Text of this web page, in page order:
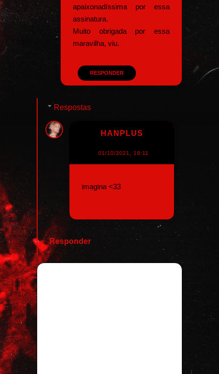
apaixonadíssima por essa
assinatura.
Muito obrigada por essa
maravilha, viu.
RESPONDER
Respostas
HANPLUS
01/10/2021, 19:11
imagina <33
Responder